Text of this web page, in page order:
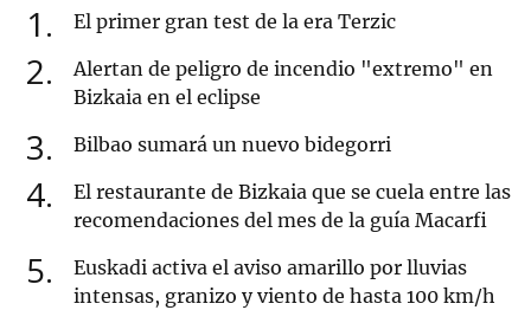
1 El primer gran test de la era Terzic
2
Alertan de peligro de incendio "extremo" en
Bizkaia en el eclipse
3 Bilbao sumará un nuevo bidegorri
4
El restaurante de Bizkaia que se cuela entre las
recomendaciones del mes de la guía Macarfi
5
Euskadi activa el aviso amarillo por lluvias
intensas, granizo y viento de hasta 100 km/h